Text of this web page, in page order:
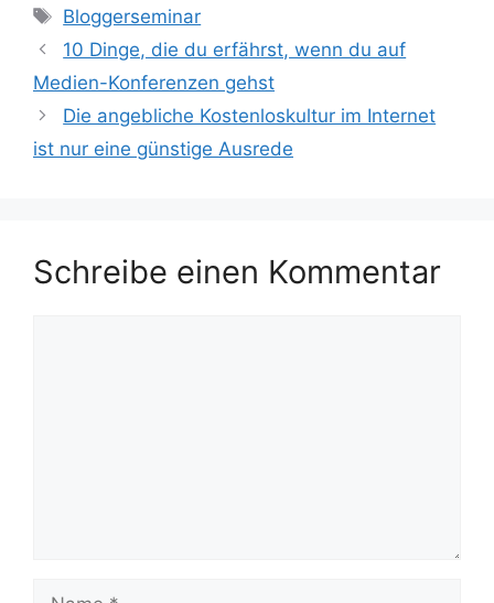
Schlagwörter
Bloggerseminar
10 Dinge, die du erfährst, wenn du auf
Medien-Konferenzen gehst
Die angebliche Kostenloskultur im Internet
ist nur eine günstige Ausrede
Schreibe einen Kommentar
Name